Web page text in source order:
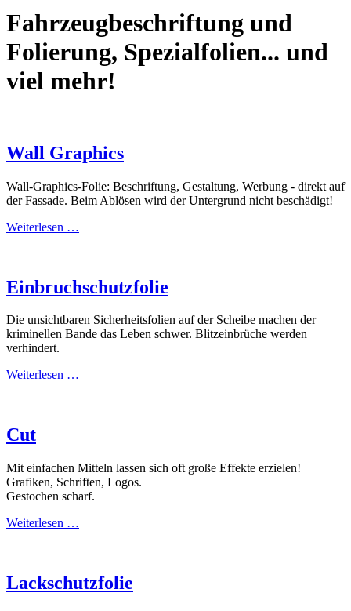
Fahrzeugbeschriftung und
Folierung, Spezialfolien... und
viel mehr!
Wall Graphics
Wall-Graphics-Folie: Beschriftung, Gestaltung, Werbung - direkt auf
der Fassade. Beim Ablösen wird der Untergrund nicht beschädigt!
Weiterlesen …
Einbruchschutzfolie
Die unsichtbaren Sicherheitsfolien auf der Scheibe machen der
kriminellen Bande das Leben schwer. Blitzeinbrüche werden
verhindert.
Weiterlesen …
Cut
Mit einfachen Mitteln lassen sich oft große Effekte erzielen!
Grafiken, Schriften, Logos.
Gestochen scharf.
Weiterlesen …
Lackschutzfolie